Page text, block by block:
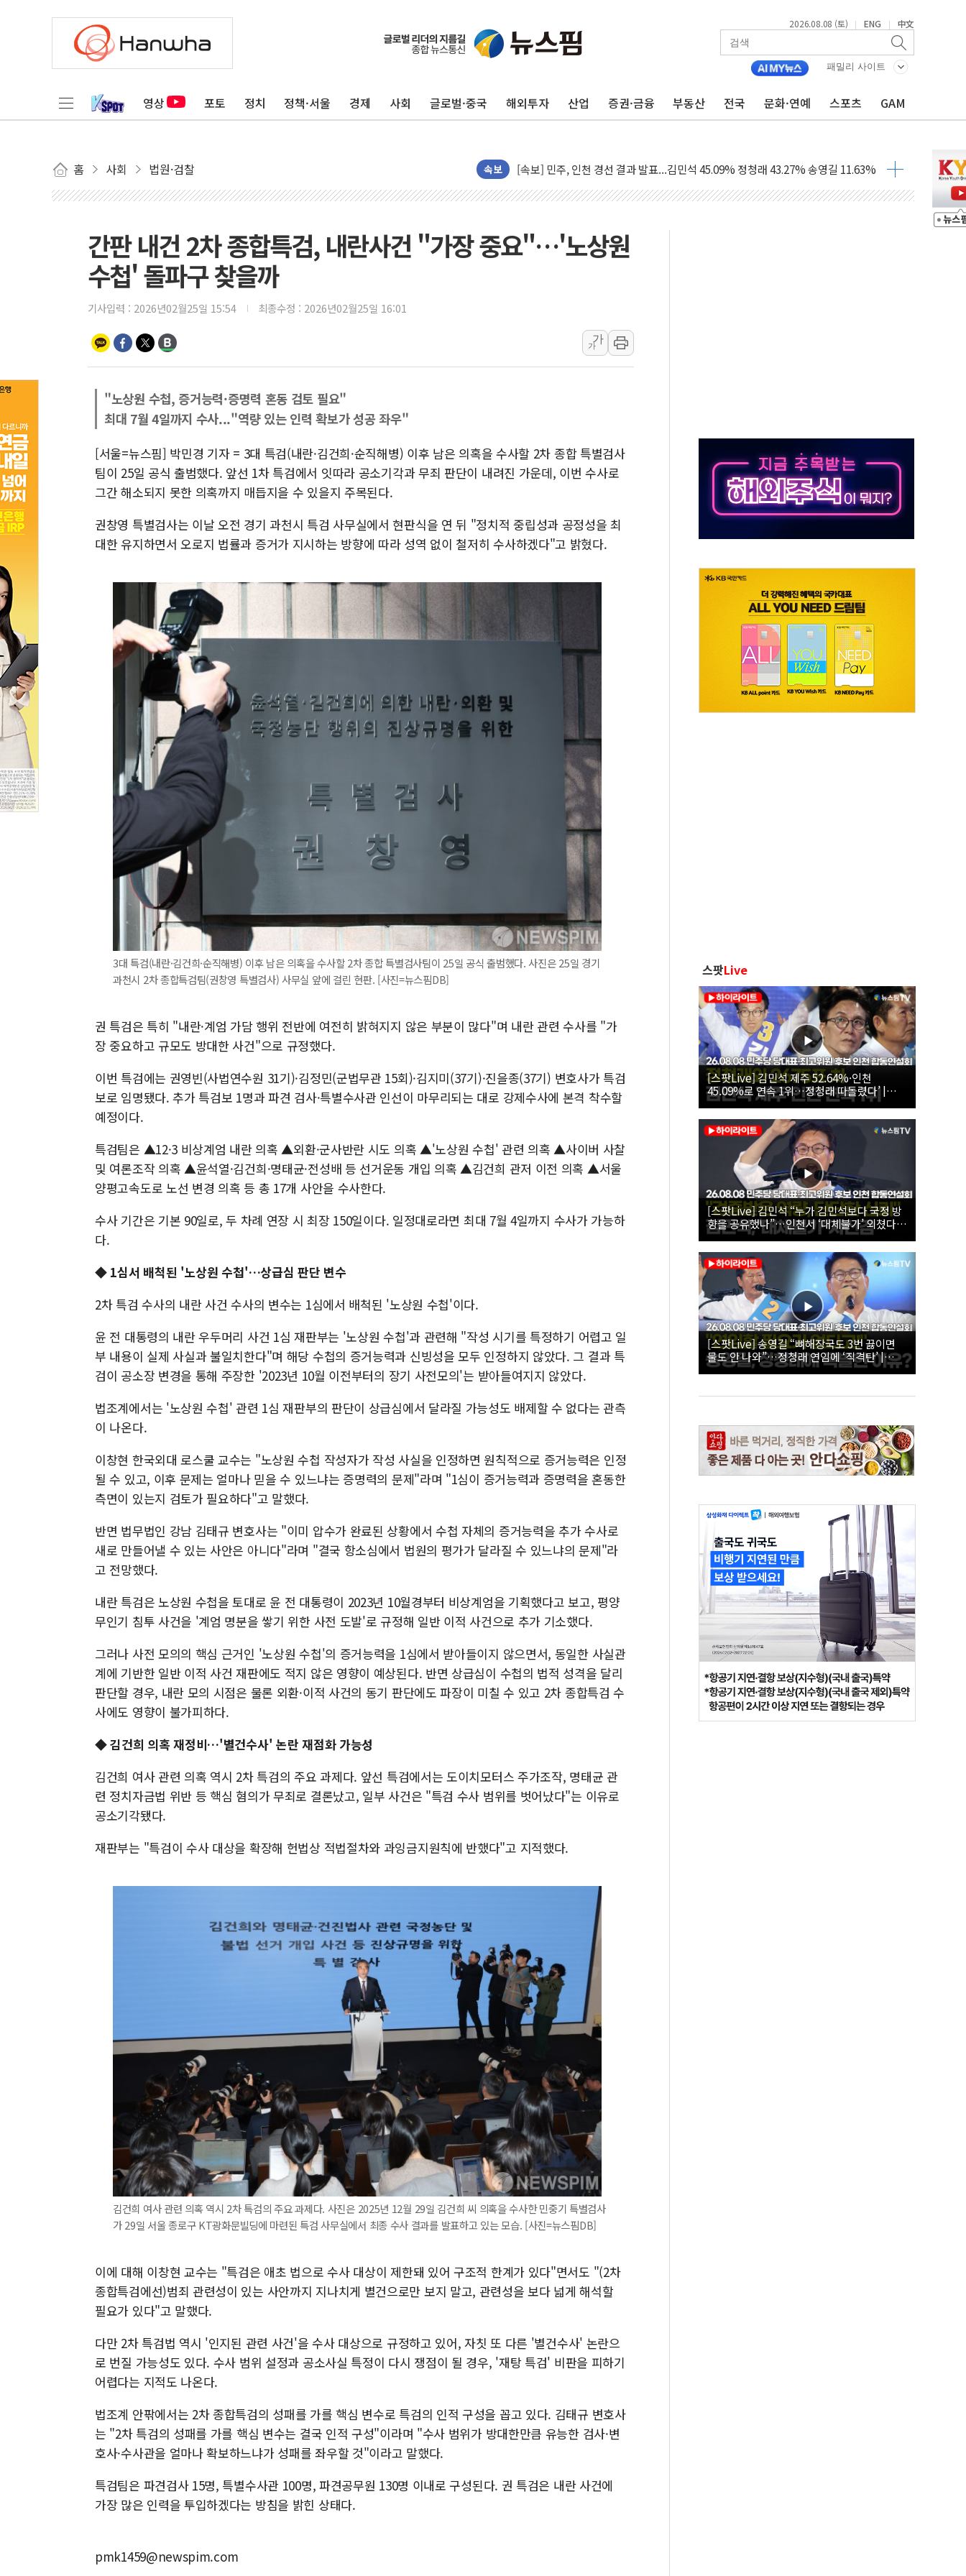
2026.08.08 (토) | ENG | 中文
패밀리 사이트
영상 포토 정치 정책·서울 경제 사회 글로벌·중국 해외투자 산업 증권·금융 부동산 전국 문화·연예 스포츠 GAM
홈 사회 법원·검찰 속보
김민석, 2주차 제주·인천 경선서 정청래에 승리...47.75% vs 42.08%
[속보] 민주, 제주 경선 결과 발표...김민석 52.64% 정청래 39.89% 송영길 7.47%
이번주 국내 주요 금융일정(8.10~8.14)
강릉·동해·삼척 시간당 최대 50㎜ 폭우…강원 동해안 강한 비 이어져
여수 오동도 인근 해상서 모터보트 전복…1명 사망·1명 실종
추미애, '위안부' 피해자 기림의 날 참석..."국제적 시민 연대로 목소리 내야"
李대통령, ISA 개편 재검토 지시…與 "적극 환영"·野 "졸속 국정"
동해중부 전 해상 풍랑주의보…10일까지 최대 3.5m 높은 물결
연일 폭염에 온열질환 사망 23명…정부, 비상대응기구 가동
中 전방위 아파트 부양, 수도 베이징도 부동산 규제 철폐
인제 용대리 계곡서 수위 상승으로 피서객 7명 고립…전원 구조
간판 내건 2차 종합특검, 내란사건 "가장 중요"…'노상원
수첩' 돌파구 찾을까
기사입력 : 2026년02월25일 15:54 최종수정 : 2026년02월25일 16:01
가
가
"노상원 수첩, 증거능력·증명력 혼동 검토 필요"
최대 7월 4일까지 수사..."역량 있는 인력 확보가 성공 좌우"
[서울=뉴스핌] 박민경 기자 = 3대 특검(내란·김건희·순직해병) 이후 남은 의혹을 수사할 2차 종합 특별검사
팀이 25일 공식 출범했다. 앞선 1차 특검에서 잇따라 공소기각과 무죄 판단이 내려진 가운데, 이번 수사로
그간 해소되지 못한 의혹까지 매듭지을 수 있을지 주목된다.
권창영 특별검사는 이날 오전 경기 과천시 특검 사무실에서 현판식을 연 뒤 "정치적 중립성과 공정성을 최
대한 유지하면서 오로지 법률과 증거가 지시하는 방향에 따라 성역 없이 철저히 수사하겠다"고 밝혔다.
3대 특검(내란·김건희·순직해병) 이후 남은 의혹을 수사할 2차 종합 특별검사팀이 25일 공식 출범했다. 사진은 25일 경기
과천시 2차 종합특검팀(권창영 특별검사) 사무실 앞에 걸린 현판. [사진=뉴스핌DB]
권 특검은 특히 "내란·계엄 가담 행위 전반에 여전히 밝혀지지 않은 부분이 많다"며 내란 관련 수사를 "가
장 중요하고 규모도 방대한 사건"으로 규정했다.
이번 특검에는 권영빈(사법연수원 31기)·김정민(군법무관 15회)·김지미(37기)·진을종(37기) 변호사가 특검
보로 임명됐다. 추가 특검보 1명과 파견 검사·특별수사관 인선이 마무리되는 대로 강제수사에 본격 착수할
예정이다.
특검팀은 ▲12·3 비상계엄 내란 의혹 ▲외환·군사반란 시도 의혹 ▲'노상원 수첩' 관련 의혹 ▲사이버 사찰
및 여론조작 의혹 ▲윤석열·김건희·명태균·전성배 등 선거운동 개입 의혹 ▲김건희 관저 이전 의혹 ▲서울
양평고속도로 노선 변경 의혹 등 총 17개 사안을 수사한다.
수사 기간은 기본 90일로, 두 차례 연장 시 최장 150일이다. 일정대로라면 최대 7월 4일까지 수사가 가능하
다.
◆ 1심서 배척된 '노상원 수첩'…상급심 판단 변수
2차 특검 수사의 내란 사건 수사의 변수는 1심에서 배척된 '노상원 수첩'이다.
윤 전 대통령의 내란 우두머리 사건 1심 재판부는 '노상원 수첩'과 관련해 "작성 시기를 특정하기 어렵고 일
부 내용이 실제 사실과 불일치한다"며 해당 수첩의 증거능력과 신빙성을 모두 인정하지 않았다. 그 결과 특
검이 공소장 변경을 통해 주장한 '2023년 10월 이전부터의 장기 사전모의'는 받아들여지지 않았다.
법조계에서는 '노상원 수첩' 관련 1심 재판부의 판단이 상급심에서 달라질 가능성도 배제할 수 없다는 관측
이 나온다.
이창현 한국외대 로스쿨 교수는 "노상원 수첩 작성자가 작성 사실을 인정하면 원칙적으로 증거능력은 인정
될 수 있고, 이후 문제는 얼마나 믿을 수 있느냐는 증명력의 문제"라며 "1심이 증거능력과 증명력을 혼동한
측면이 있는지 검토가 필요하다"고 말했다.
반면 법무법인 강남 김태규 변호사는 "이미 압수가 완료된 상황에서 수첩 자체의 증거능력을 추가 수사로
새로 만들어낼 수 있는 사안은 아니다"라며 "결국 항소심에서 법원의 평가가 달라질 수 있느냐의 문제"라
고 전망했다.
내란 특검은 노상원 수첩을 토대로 윤 전 대통령이 2023년 10월경부터 비상계엄을 기획했다고 보고, 평양
무인기 침투 사건을 '계엄 명분을 쌓기 위한 사전 도발'로 규정해 일반 이적 사건으로 추가 기소했다.
그러나 사전 모의의 핵심 근거인 '노상원 수첩'의 증거능력을 1심에서 받아들이지 않으면서, 동일한 사실관
계에 기반한 일반 이적 사건 재판에도 적지 않은 영향이 예상된다. 반면 상급심이 수첩의 법적 성격을 달리
판단할 경우, 내란 모의 시점은 물론 외환·이적 사건의 동기 판단에도 파장이 미칠 수 있고 2차 종합특검 수
사에도 영향이 불가피하다.
◆ 김건희 의혹 재정비…'별건수사' 논란 재점화 가능성
김건희 여사 관련 의혹 역시 2차 특검의 주요 과제다. 앞선 특검에서는 도이치모터스 주가조작, 명태균 관
련 정치자금법 위반 등 핵심 혐의가 무죄로 결론났고, 일부 사건은 "특검 수사 범위를 벗어났다"는 이유로
공소기각됐다.
재판부는 "특검이 수사 대상을 확장해 헌법상 적법절차와 과잉금지원칙에 반했다"고 지적했다.
김건희 여사 관련 의혹 역시 2차 특검의 주요 과제다. 사진은 2025년 12월 29일 김건희 씨 의혹을 수사한 민중기 특별검사
가 29일 서울 종로구 KT광화문빌딩에 마련된 특검 사무실에서 최종 수사 결과를 발표하고 있는 모습. [사진=뉴스핌DB]
이에 대해 이창현 교수는 "특검은 애초 법으로 수사 대상이 제한돼 있어 구조적 한계가 있다"면서도 "(2차
종합특검에선)범죄 관련성이 있는 사안까지 지나치게 별건으로만 보지 말고, 관련성을 보다 넓게 해석할
필요가 있다"고 말했다.
다만 2차 특검법 역시 '인지된 관련 사건'을 수사 대상으로 규정하고 있어, 자칫 또 다른 '별건수사' 논란으
로 번질 가능성도 있다. 수사 범위 설정과 공소사실 특정이 다시 쟁점이 될 경우, '재탕 특검' 비판을 피하기
어렵다는 지적도 나온다.
법조계 안팎에서는 2차 종합특검의 성패를 가를 핵심 변수로 특검의 인적 구성을 꼽고 있다. 김태규 변호사
는 "2차 특검의 성패를 가를 핵심 변수는 결국 인적 구성"이라며 "수사 범위가 방대한만큼 유능한 검사·변
호사·수사관을 얼마나 확보하느냐가 성패를 좌우할 것"이라고 말했다.
특검팀은 파견검사 15명, 특별수사관 100명, 파견공무원 130명 이내로 구성된다. 권 특검은 내란 사건에
가장 많은 인력을 투입하겠다는 방침을 밝힌 상태다.
pmk1459@newspim.com
스팟Live
[스팟Live] 김민석 제주 52.64%·인천
45.09%로 연속 1위…정청래 따돌렸다’ |
26.08.08 더불어민주당 당대표·최고위원 후
보 인천 합동연설회
[스팟Live] 김민석 “누가 김민석보다 국정 방
향을 공유했나”…인천서 ‘대체불가’ 외쳤다 |
26.08.08 더불어민주당 당대표·최고위원 후
보 인천 합동연설회
[스팟Live] 송영길 “뼈해장국도 3번 끓이면
물도 안 나와”…정청래 연임에 ‘직격탄’ |
26.08.08 더불어민주당 당대표·최고위원 후